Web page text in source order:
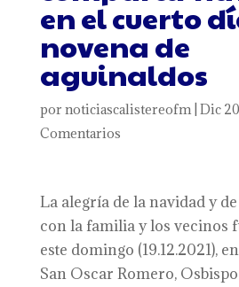
en el cuerto
novena de
aguinaldos
por noticiascalistereofm| Dic
Comentarios
La alegría de la navidad y
con la familia y los vecinos
este domingo (19.12.2021),
San Oscar Romero,